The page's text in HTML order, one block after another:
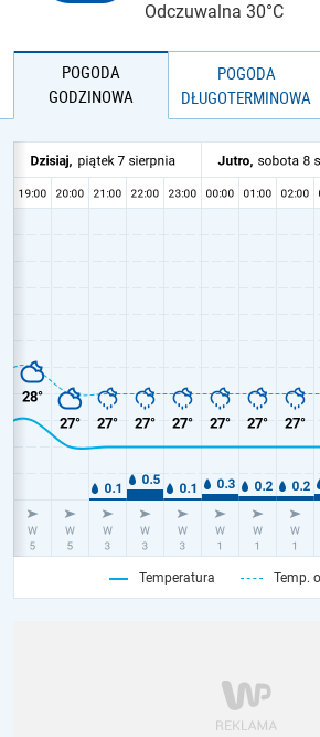
Odczuwalna 30°C
POGODA
GODZINOWA
POGODA
DŁUGOTERMINOWA
Temperatura Temp.